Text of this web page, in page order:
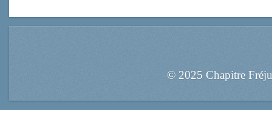
© 2025 Chapitre